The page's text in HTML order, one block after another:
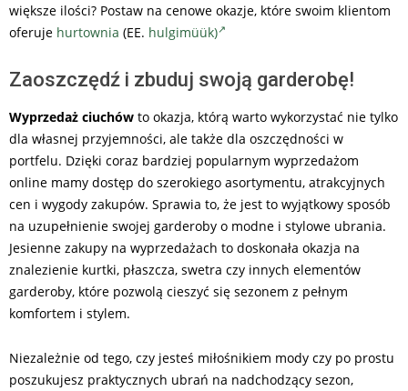
większe ilości? Postaw na cenowe okazje, które swoim klientom
oferuje hurtownia (EE. hulgimüük)
Zaoszczędź i zbuduj swoją garderobę!
Wyprzedaż ciuchów to okazja, którą warto wykorzystać nie tylko
dla własnej przyjemności, ale także dla oszczędności w
portfelu. Dzięki coraz bardziej popularnym wyprzedażom
online mamy dostęp do szerokiego asortymentu, atrakcyjnych
cen i wygody zakupów. Sprawia to, że jest to wyjątkowy sposób
na uzupełnienie swojej garderoby o modne i stylowe ubrania.
Jesienne zakupy na wyprzedażach to doskonała okazja na
znalezienie kurtki, płaszcza, swetra czy innych elementów
garderoby, które pozwolą cieszyć się sezonem z pełnym
komfortem i stylem.
Niezależnie od tego, czy jesteś miłośnikiem mody czy po prostu
poszukujesz praktycznych ubrań na nadchodzący sezon,